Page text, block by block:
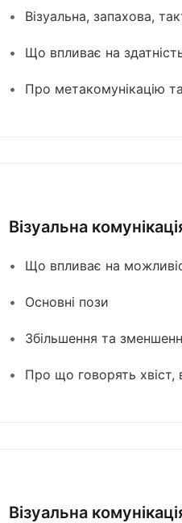
Візуальна, запахова,
Що впливає на
Про метакомунікацію
Візуальна
Що впливає на
Основні пози
Збільшення та
Про що говорять хвіст,
Візуальна